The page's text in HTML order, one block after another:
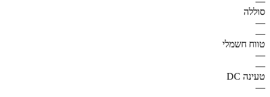
סוללה
—
—
טווח חשמלי
—
—
טעינה DC
—